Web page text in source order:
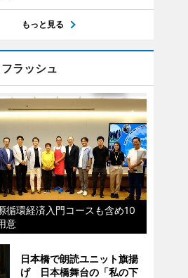
もっと見る
ラッシュ
循環経済入門コースも含め10
意
日本橋で朗読ユニット旗揚
げ 日本橋舞台の「私の下